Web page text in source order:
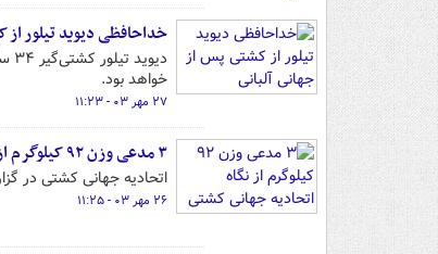
خداحافظی دیوید تیلور
خواهد بود.
۲۷ مهر ۰۳ - ۱۱:۲۳
۳ مدعی وزن ۹۲ کیلوگرم از نگاه اتحادیه جهانی کشتی
اتحادیه جهانی کشتی در گزارشی به ۳ آزادکار مطرح وزن ۹۲ کیلوگرم برای کسب
۲۶ مهر ۰۳ - ۱۱:۲۵